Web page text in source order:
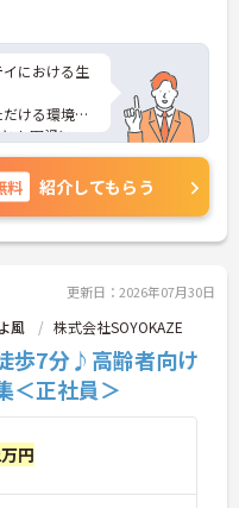
う交換研修
ての成長を
における生
ける環境で
も円滑にコ
います。
など、さら
談くださ
料 紹介してもらう
更新日：2026年07月30日
風 株式会社SOYOKAZE
歩7分♪高齢者向け
＜正社員＞
円